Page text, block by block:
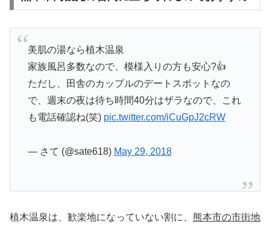
美肌の湯なら植木温泉
家族風呂多数なので、模様入りの方も安心?👍
ただし、田舎のカップルのデートスポットなの
で、週末の夜は待ち時間40分はザラなので、これ
も電話確認ね(笑) pic.twitter.com/iCuGpJ2cRW
— さて (@sate618) May 29, 2018
植木温泉は、歓楽地になっていない割に、 熊本市の市街地